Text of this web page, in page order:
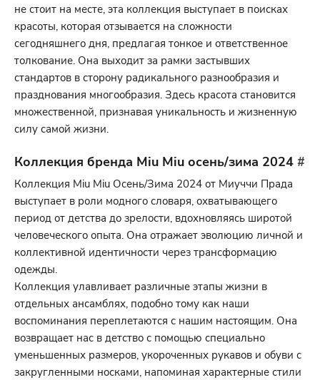
не стоит на месте, эта коллекция выступает в поисках
красоты, которая отзывается на сложности
сегодняшнего дня, предлагая тонкое и ответственное
толкование. Она выходит за рамки застывших
стандартов в сторону радикального разнообразия и
празднования многообразия. Здесь красота становится
множественной, признавая уникальность и жизненную
силу самой жизни.
Коллекция бренда Miu Miu осень/зима 2024 #
Коллекция Miu Miu Осень/Зима 2024 от Миуччи Прада
выступает в роли модного словаря, охватывающего
период от детства до зрелости, вдохновляясь широтой
человеческого опыта. Она отражает эволюцию личной и
коллективной идентичности через трансформацию
одежды.
Коллекция улавливает различные этапы жизни в
отдельных ансамблях, подобно тому как наши
воспоминания переплетаются с нашим настоящим. Она
возвращает нас в детство с помощью специально
уменьшенных размеров, укороченных рукавов и обуви с
закругленными носками, напоминая характерные стили